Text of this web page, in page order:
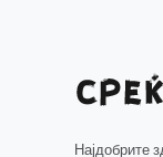
Најдобрите